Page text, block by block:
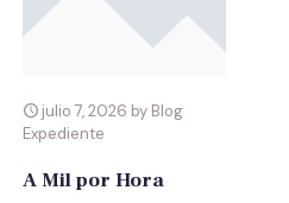
julio 7, 2026 by Blog
Expediente
A Mil por Hora